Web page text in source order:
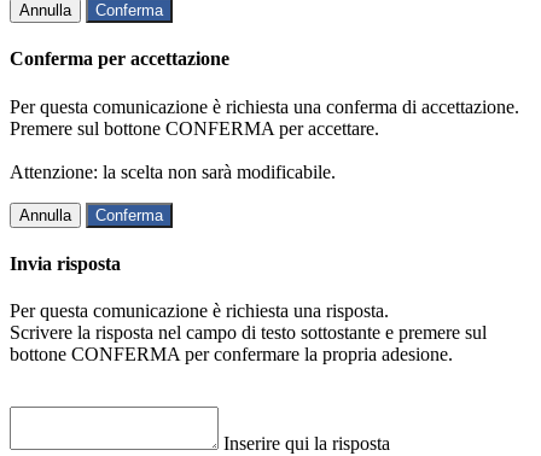
Annulla Conferma
Conferma per accettazione
Per questa comunicazione è richiesta una conferma di accettazione.
Premere sul bottone CONFERMA per accettare.
Attenzione: la scelta non sarà modificabile.
Annulla Conferma
Invia risposta
Per questa comunicazione è richiesta una risposta.
Scrivere la risposta nel campo di testo sottostante e premere sul
bottone CONFERMA per confermare la propria adesione.
Inserire qui la risposta